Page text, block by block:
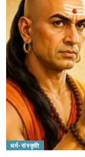
धर्म-संस्कृति